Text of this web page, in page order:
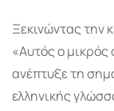
Ξεκινώντας την
«Αυτός ο
ανέπτυξε τη
ελληνικής